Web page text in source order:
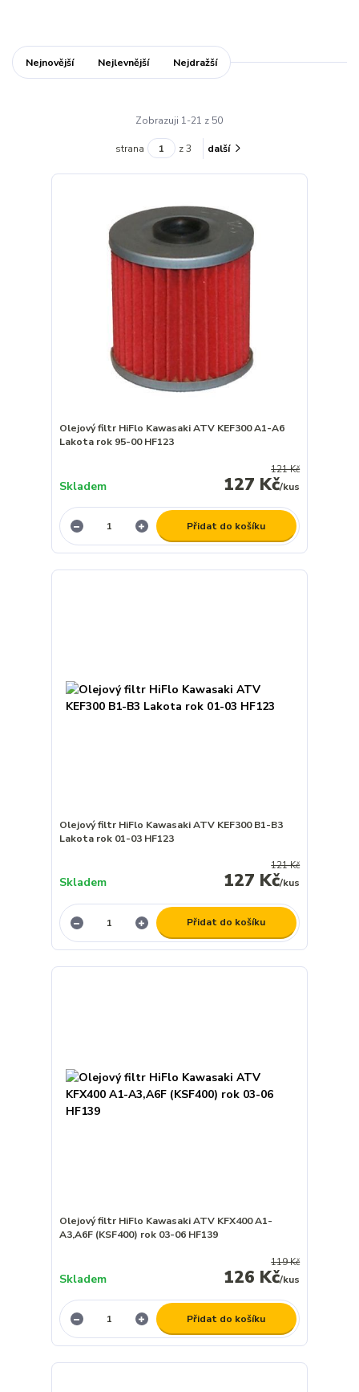
Nejnovější Nejlevnější Nejdražší
Zobrazuji 1-21 z 50
strana z 3 další
Olejový filtr HiFlo Kawasaki ATV KEF300 A1-A6
Lakota rok 95-00 HF123
121 Kč
127 Kč/kus
Skladem
Přidat do košíku
Olejový filtr HiFlo Kawasaki ATV KEF300 B1-B3
Lakota rok 01-03 HF123
121 Kč
127 Kč/kus
Skladem
Přidat do košíku
Olejový filtr HiFlo Kawasaki ATV KFX400 A1-
A3,A6F (KSF400) rok 03-06 HF139
119 Kč
126 Kč/kus
Skladem
Přidat do košíku